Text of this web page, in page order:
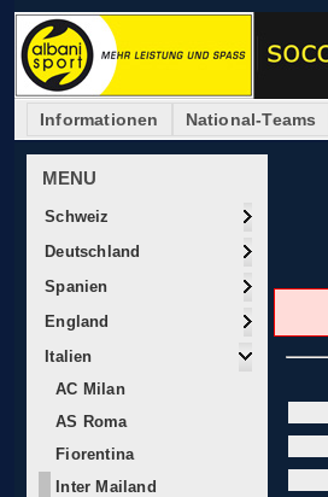
Informationen National-Teams
MENU
Schweiz
Deutschland
Spanien
England
Italien
AC Milan
AS Roma
Fiorentina
Inter Mailand